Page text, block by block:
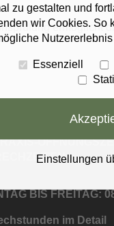
ermöglicht
BIS FREITAG:
im Detail
zu gestalten und
wir Cookies. So
Essenziell
Einstellungen